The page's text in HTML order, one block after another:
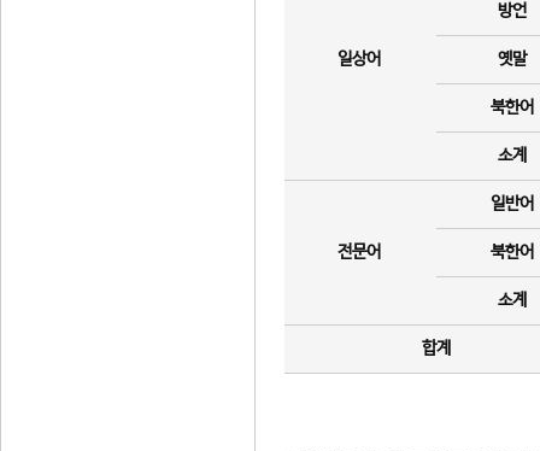
일상어
방언
옛말
북한어
소계
전문어
일반어
북한어
소계
합계